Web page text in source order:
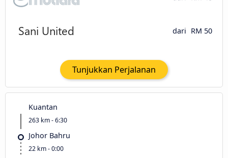
dari RM 50
Tunjukkan Perjalanan
Kuantan
263 km - 6:30
Johor Bahru
22 km - 0:00